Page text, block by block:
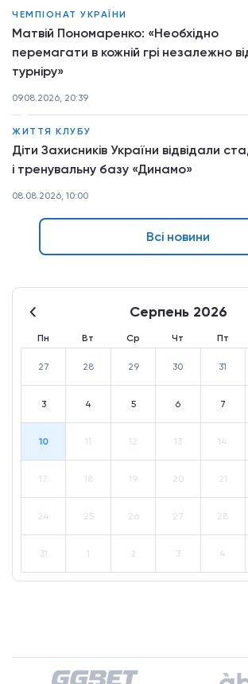
ЧЕМПІОНАТ УКРАЇНИ
Матвій Пономаренко: «Необхідно
перемагати в кожній грі незалежно
турніру»
09.08.2026, 20:39
ЖИТТЯ КЛУБУ
Діти Захисників України відвідали
і тренувальну базу «Динамо»
08.08.2026, 10:00
Всі новини
Серпень 2026
Пн Вт Ср Чт Пт
27 28 29 30 31
3 4 5 6 7
10 11 12 13 14
17 18 19 20 21
24 25 26 27 28
31 1 2 3 4